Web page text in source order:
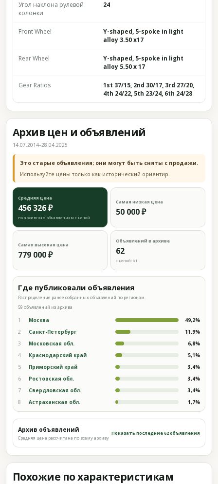
Угол наклона рулевой
колонки
24
Front Wheel
Y-shaped, 5-spoke in light
alloy 3.50 x17
Rear Wheel
Y-shaped, 5-spoke in light
alloy 5.50 x 17
Gear Ratios
1st 37/15, 2nd 30/17, 3rd 27/20,
4th 24/22, 5th 23/24, 6th 24/28
Архив цен и объявлений
14.07.2014–28.04.2025
Это старые объявления; они могут быть сняты с продажи.
Используйте цены только как исторический ориентир.
Средняя цена
456 326 ₽
по архивным объявлениям с ценой
Самая низкая цена
50 000 ₽
Самая высокая цена
779 000 ₽
Объявлений в архиве
62
с ценой: 61
Где публиковали объявления
Распределение ранее собранных объявлений по регионам.
59 объявлений из архива
1 Москва 49,2%
2 Санкт-Петербург 11,9%
3 Московская обл. 6,8%
4 Краснодарский край 5,1%
5 Приморский край 3,4%
6 Ростовская обл. 3,4%
7 Свердловская обл. 3,4%
8 Астраханская обл. 1,7%
Архив объявлений
Средняя цена рассчитана по всему архиву
Показать последние 62 объявления
Похожие по характеристикам